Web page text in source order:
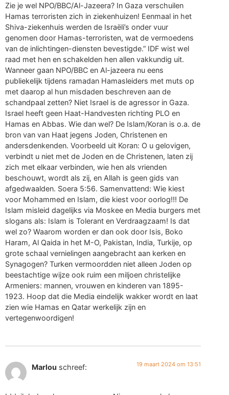
Zie je wel NPO/BBC/Al-Jazeera? In Gaza verschuilen
Hamas terroristen zich in ziekenhuizen! Eenmaal in het
Shiva-ziekenhuis werden de Israëli’s onder vuur
genomen door Hamas-terroristen, wat de vermoedens
van de inlichtingen-diensten bevestigde.” IDF wist wel
raad met hen en schakelden hen allen vakkundig uit.
Wanneer gaan NPO/BBC en Al-jazeera nu eens
publiekelijk tijdens ramadan Hamasleiders met muts op
met daarop al hun misdaden beschreven aan de
schandpaal zetten? Niet Israel is de agressor in Gaza.
Israel heeft geen Haat-Handvesten richting PLO en
Hamas en Abbas. Wie dan wel? De Islam/Koran is o.a. de
bron van van Haat jegens Joden, Christenen en
andersdenkenden. Voorbeeld uit Koran: O u gelovigen,
verbindt u niet met de Joden en de Christenen, laten zij
zich met elkaar verbinden, wie hen als vrienden
beschouwt, wordt als zij, en Allah is geen gids van
afgedwaalden. Soera 5:56. Samenvattend: Wie kiest
voor Mohammed en Islam, die kiest voor oorlog!!! De
Islam misleid dagelijks via Moskee en Media burgers met
slogans als: Islam is Tolerant en Verdraagzaam! Is dat
wel zo? Waarom worden er dan ook door Isis, Boko
Haram, Al Qaida in het M-O, Pakistan, India, Turkije, op
grote schaal vernielingen aangebracht aan kerken en
Synagogen? Turken vermoordden niet alleen Joden op
beestachtige wijze ook ruim een miljoen christelijke
Armeniers: mannen, vrouwen en kinderen van 1895-
1923. Hoop dat die Media eindelijk wakker wordt en laat
zien wie Hamas en Qatar werkelijk zijn en
vertegenwoordigen!
Marlou schreef: 19 maart 2024 om 13:51